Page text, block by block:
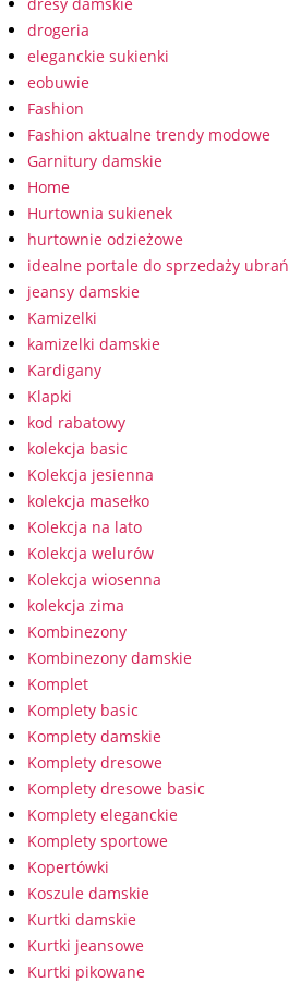
drogeria
eleganckie sukienki
eobuwie
Fashion
Fashion aktualne trendy modowe
Garnitury damskie
Home
Hurtownia sukienek
hurtownie odzieżowe
idealne portale do sprzedaży ubrań
jeansy damskie
Kamizelki
kamizelki damskie
Kardigany
Klapki
kod rabatowy
kolekcja basic
Kolekcja jesienna
kolekcja masełko
Kolekcja na lato
Kolekcja welurów
Kolekcja wiosenna
kolekcja zima
Kombinezony
Kombinezony damskie
Komplet
Komplety basic
Komplety damskie
Komplety dresowe
Komplety dresowe basic
Komplety eleganckie
Komplety sportowe
Kopertówki
Koszule damskie
Kurtki damskie
Kurtki jeansowe
Kurtki pikowane